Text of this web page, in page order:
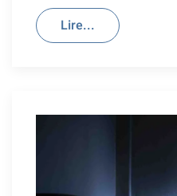
Lire...